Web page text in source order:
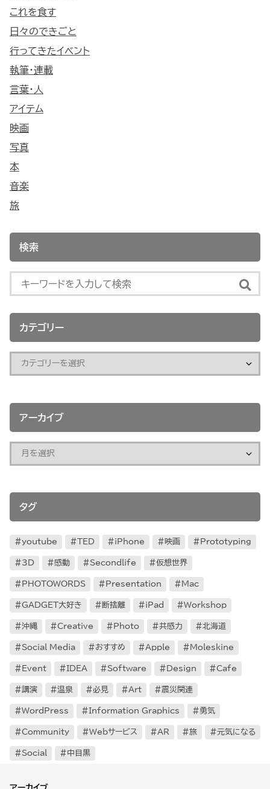
これを食す
日々のできごと
行ってきたイベント
執筆・連載
言葉・人
アイテム
映画
写真
本
音楽
旅
検索
カテゴリー
アーカイブ
タグ
youtube TED iPhone 映画 Prototyping
3D 感動 Secondlife 仮想世界
PHOTOWORDS Presentation Mac
GADGET大好き 断捨離 iPad Workshop
沖縄 Creative Photo 共感力 北海道
Social Media おすすめ Apple Moleskine
Event IDEA Software Design Cafe
講演 温泉 必見 Art 震災関連
WordPress Information Graphics 勇気
Community Webサービス AR 旅 元気になる
Social 中目黒